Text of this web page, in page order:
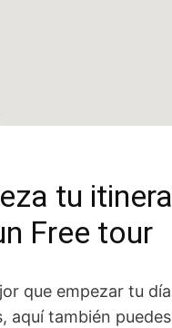
tu
Free tour
que empezar tu
aquí también